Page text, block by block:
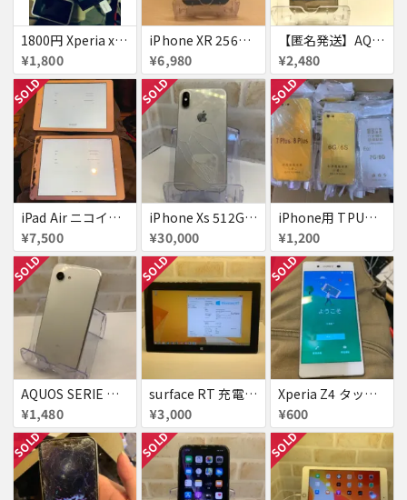
1800円 Xperia xz 601SO
¥1,800
iPhone XR 256GB ブルー
¥6,980
【匿名発送】AQUOS R compact ダイアモンドイエロー 32 GB
¥2,480
SOLD
iPad Air ニコイチ用
¥7,500
SOLD
iPhone Xs 512GB シルバー ジャンク
¥30,000
SOLD
iPhone用 TPUケース 84個
¥1,200
SOLD
AQUOS SERIE mini SHV38
¥1,480
SOLD
surface RT 充電器無し
¥3,000
SOLD
Xperia Z4 タッチ切れ
¥600
SOLD SOLD SOLD